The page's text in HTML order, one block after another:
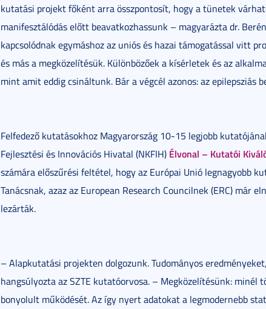
kutatási projekt főként arra összpontosít, hogy a tünetek
manifesztálódás előtt beavatkozhassunk – magyarázta dr.
kapcsolódnak egymáshoz az uniós és hazai támogatással vitt
és más a megközelítésük. Különbözőek a kísérletek és az
mint amit eddig csináltunk. Bár a végcél azonos: az epilepsziás
Felfedező kutatásokhoz Magyarország 10-15 legjobb
Fejlesztési és Innovációs Hivatal (NKFIH) Élvonal – Kutatói
számára előszűrési feltétel, hogy az Európai Unió legnagyobb
Tanácsnak, azaz az European Research Councilnek (ERC) már
lezárták.
– Alapkutatási projekten dolgozunk. Tudományos
hangsúlyozta az SZTE kutatóorvosa. – Megközelítésünk: minél
bonyolult működését. Az így nyert adatokat a legmodernebb